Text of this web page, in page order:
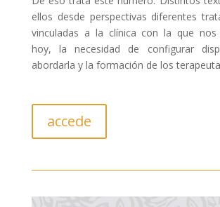
ellos desde perspectivas diferentes
vinculadas a la clínica con la que nos
hoy, la necesidad de configurar
abordarla y la formación de los
accede